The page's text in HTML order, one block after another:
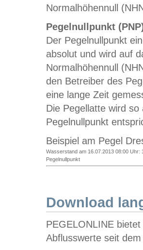
Normalhöhennull
Pegelnullpunkt
Der Pegelnullpunkt
absolut und wird auf
Normalhöhennull
den Betreiber des
eine lange Zeit
Die Pegellatte wird
Pegelnullpunkt
Beispiel am Pegel
Wasserstand am 16.07.2013 08:00 Uhr:
Pegelnullpunkt
Download
PEGELONLINE
Abflusswerte seit